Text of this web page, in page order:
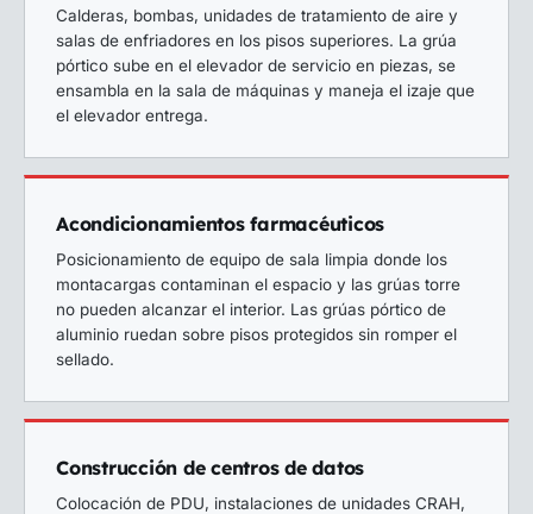
Calderas, bombas, unidades de tratamiento de aire y
salas de enfriadores en los pisos superiores. La grúa
pórtico sube en el elevador de servicio en piezas, se
ensambla en la sala de máquinas y maneja el izaje que
el elevador entrega.
Acondicionamientos farmacéuticos
Posicionamiento de equipo de sala limpia donde los
montacargas contaminan el espacio y las grúas torre
no pueden alcanzar el interior. Las grúas pórtico de
aluminio ruedan sobre pisos protegidos sin romper el
sellado.
Construcción de centros de datos
Colocación de PDU, instalaciones de unidades CRAH,